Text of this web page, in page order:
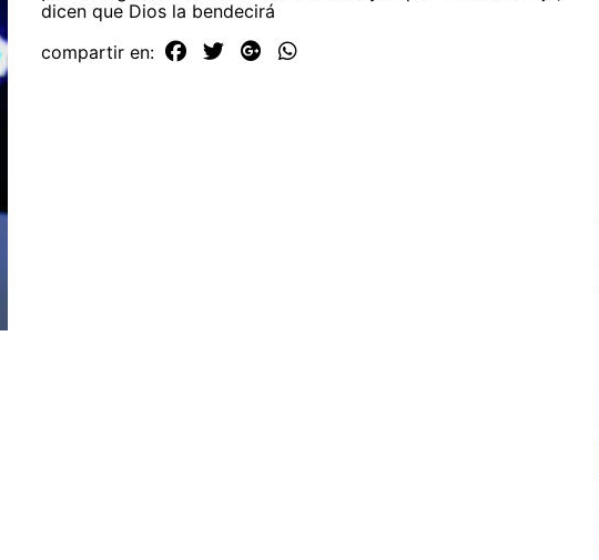
dicen que Dios la bendecirá
compartir en: